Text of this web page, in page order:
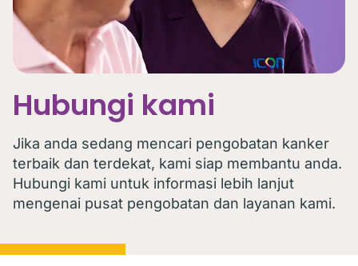
Hubungi kami
Jika anda sedang mencari pengobatan kanker
terbaik dan terdekat, kami siap membantu anda.
Hubungi kami untuk informasi lebih lanjut
mengenai pusat pengobatan dan layanan kami.